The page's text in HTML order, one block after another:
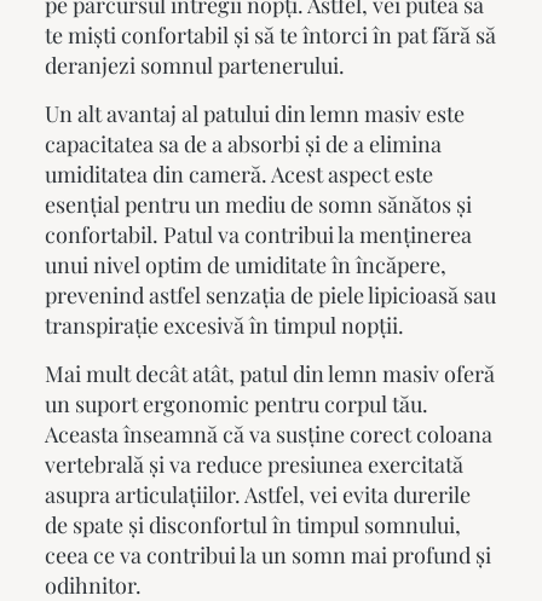
te miști confortabil și să te întorci în pat fără să
deranjezi somnul partenerului.
Un alt avantaj al patului din lemn masiveste
capacitatea sa de a absorbi și de a elimina
umiditatea din cameră. Acest aspect este
esențial pentru un mediu de somn sănătos și
confortabil. Patul va contribui la menținerea
unui nivel optim de umiditate în încăpere,
prevenind astfel senzația de piele lipicioasă sau
transpirație excesivă în timpul nopții.
Mai mult decât atât, patul din lemn masivoferă
un suport ergonomic pentru corpul tău.
Aceasta înseamnă că va susține corect coloana
vertebrală și va reduce presiunea exercitată
asupra articulațiilor. Astfel, vei evita durerile
de spate și disconfortul în timpul somnului,
ceea ce va contribui la un somn mai profund și
odihnitor.